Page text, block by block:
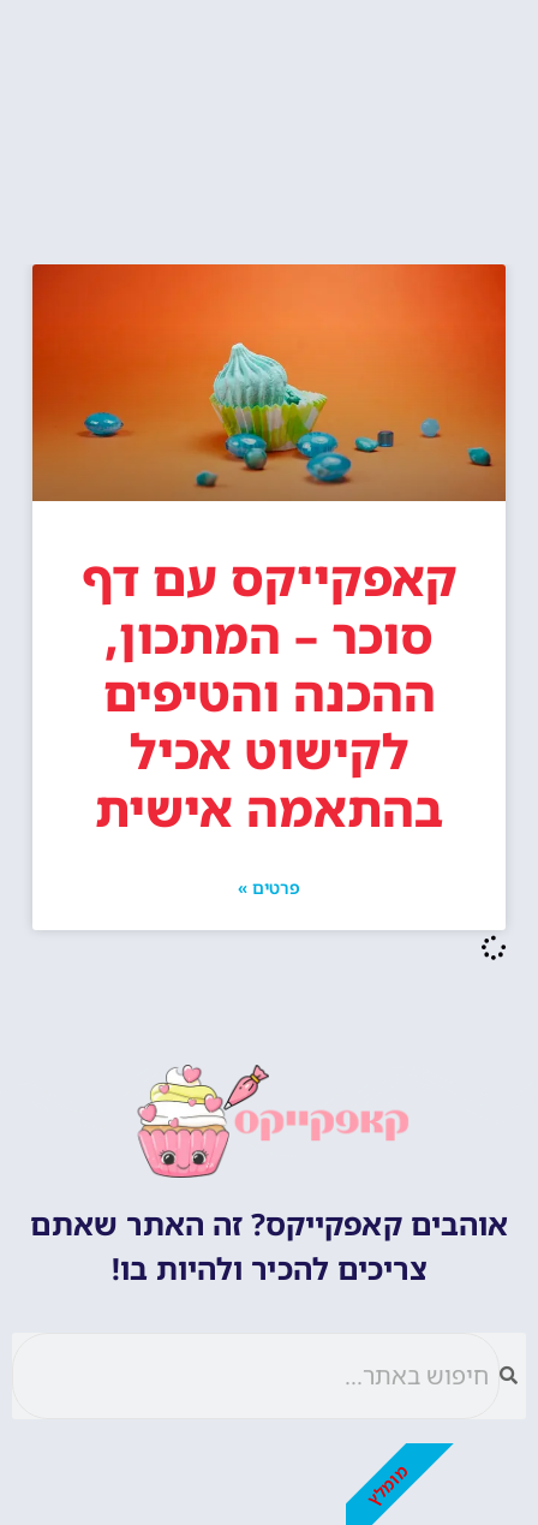
קאפקייקס עם דף
סוכר – המתכון,
ההכנה והטיפים
לקישוט אכיל
בהתאמה אישית
פרטים »
אוהבים קאפקייקס? זה האתר שאתם
צריכים להכיר ולהיות בו!
מומלץ